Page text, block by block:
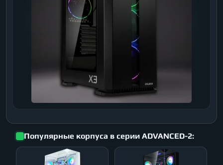
Популярные корпуса в серии ADVANCED-2: